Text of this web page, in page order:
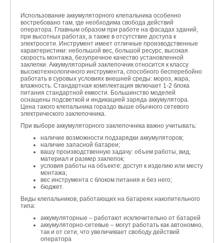
Использование аккумуляторного клепальника особенно
востребовано там, где необходима свобода действий
оператора. Главным образом при работе на фасадах зданий,
при высотных работах, а также в отсутствие доступа к
электросети. Инструмент имеет отличные производственные
характеристики: небольшой вес, большой ресурс, высокая
скорость монтажа, безупречное качество установленной
заклепки. Аккумуляторный заклепочник относится к классу
высокотехнологичного инструмента, способного бесперебойно
работать в суровых условиях внешней среды: мороз, жара,
влажность. Стандартная комплектация включает 1-2 блока
питания стандартной емкости. Большинство моделей
оснащены подсветкой и индикацией заряда аккумулятора.
Цена такого клепальника гораздо выше обычного сетевого
электрического заклепочника.
При выборе аккумуляторного заклепочника важно учитывать:
наличие возможности подзарядки аккумуляторов;
наличие запасной батареи;
вашу производственную задачу: объем работы, вид,
материал и размер заклепок;
условия работы на объекте: доступ к изделию или месту
монтажа;
вес инструмента с блоком питания и без него;
бюджет.
Виды клепальников, работающих на батареях накопительного
типа:
аккумуляторные – работают исключительно от батарей
аккумуляторно-сетевые – могут работать как автономно,
так и от сети, что увеличивает свободу действий
оператора